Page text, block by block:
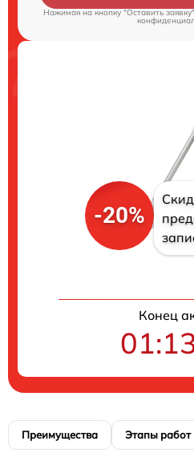
Нажимая на кнопку "Оставить
-20%
Конец
Преимущества Этапы работ